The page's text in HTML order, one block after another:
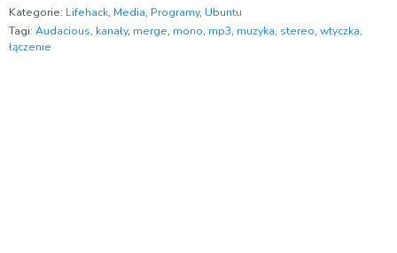
Kategorie: Lifehack, Media, Programy, Ubuntu
Tagi: Audacious, kanały, merge, mono, mp3, muzyka, stereo, wtyczka,
łączenie